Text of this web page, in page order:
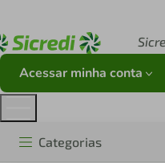
Acessar minha conta
Categorias